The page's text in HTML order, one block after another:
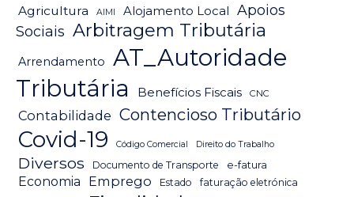
Agricultura AIMI Alojamento Local
Apoios
Sociais Arbitragem Tributária
Arrendamento
AT_Autoridade
Tributária
Benefícios Fiscais CNC
Contabilidade Contencioso Tributário
Covid-19 Código Comercial Direito do Trabalho
Diversos Documento de Transporte e-fatura
Economia Emprego Estado faturação eletrónica